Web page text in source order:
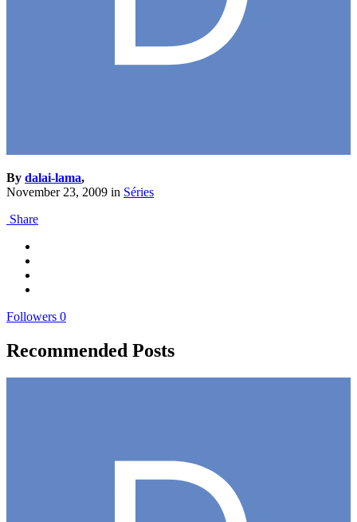
By dalai-lama,
November 23, 2009 in Séries
Share
Followers 0
Recommended Posts